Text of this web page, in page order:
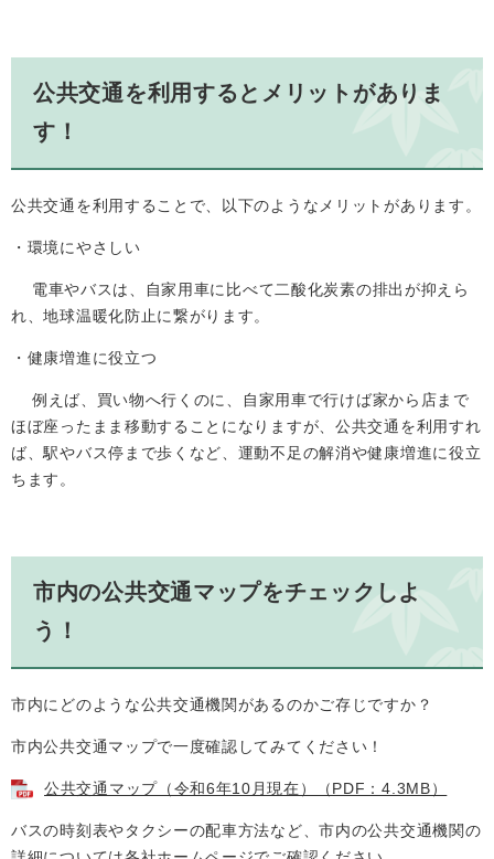
公共交通を利用するとメリットがありま
す！
公共交通を利用することで、以下のようなメリットがあります。
・環境にやさしい
電車やバスは、自家用車に比べて二酸化炭素の排出が抑えら
れ、地球温暖化防止に繋がります。
・健康増進に役立つ
例えば、買い物へ行くのに、自家用車で行けば家から店まで
ほぼ座ったまま移動することになりますが、公共交通を利用すれ
ば、駅やバス停まで歩くなど、運動不足の解消や健康増進に役立
ちます。
市内の公共交通マップをチェックしよ
う！
市内にどのような公共交通機関があるのかご存じですか？
市内公共交通マップで一度確認してみてください！
公共交通マップ（令和6年10月現在）（PDF：4.3MB）
バスの時刻表やタクシーの配車方法など、市内の公共交通機関の